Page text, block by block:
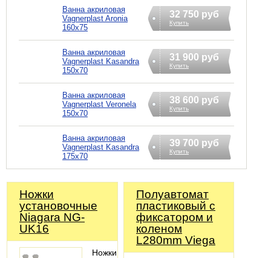
Ванна акриловая
Vagnerplast Aronia
160x75
32 750 руб
Купить
Ванна акриловая
Vagnerplast Kasandra
150x70
31 900 руб
Купить
Ванна акриловая
Vagnerplast Veronela
150x70
38 600 руб
Купить
Ванна акриловая
Vagnerplast Kasandra
175x70
39 700 руб
Купить
Ножки
установочные
Niagara NG-
UK16
Ножки
Полуавтомат
пластиковый с
фиксатором и
коленом
L280mm Viega